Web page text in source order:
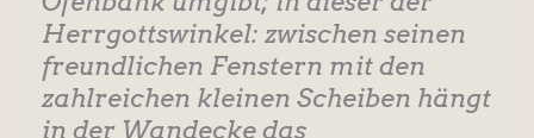
Herrgottswinkel: zwischen seinen
freundlichen Fenstern mit den
zahlreichen kleinen Scheiben hängt
in der Wandecke das